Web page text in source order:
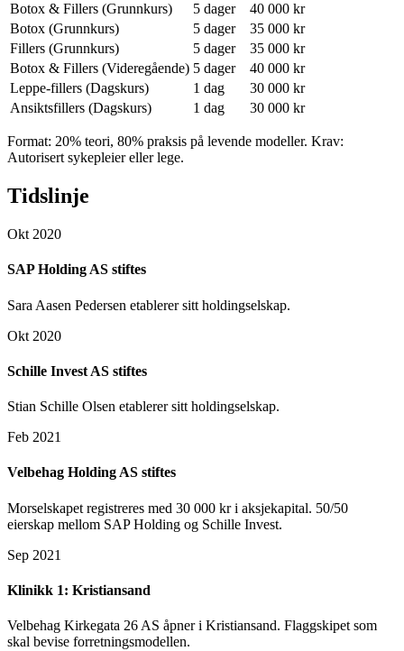
Botox & Fillers (Grunnkurs)
5 dager
40 000 kr
Botox (Grunnkurs)
5 dager
35 000 kr
Fillers (Grunnkurs)
5 dager
35 000 kr
Botox & Fillers (Videregående) 5 dager
40 000 kr
Leppe-fillers (Dagskurs)
1 dag
30 000 kr
Ansiktsfillers (Dagskurs)
1 dag 30 000 kr
Format: 20% teori, 80% praksis på levende modeller. Krav:
Autorisert sykepleier eller lege.
Tidslinje
Okt 2020
SAP Holding AS stiftes
Sara Aasen Pedersen etablerer sitt holdingselskap.
Okt 2020
Schille Invest AS stiftes
Stian Schille Olsen etablerer sitt holdingselskap.
Feb 2021
Velbehag Holding AS stiftes
Morselskapet registreres med 30 000 kr i aksjekapital. 50/50
eierskap mellom SAP Holding og Schille Invest.
Sep 2021
Klinikk 1: Kristiansand
Velbehag Kirkegata 26 AS åpner i Kristiansand. Flaggskipet som
skal bevise forretningsmodellen.